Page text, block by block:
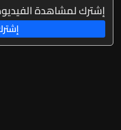
إشترك لمشاهدة